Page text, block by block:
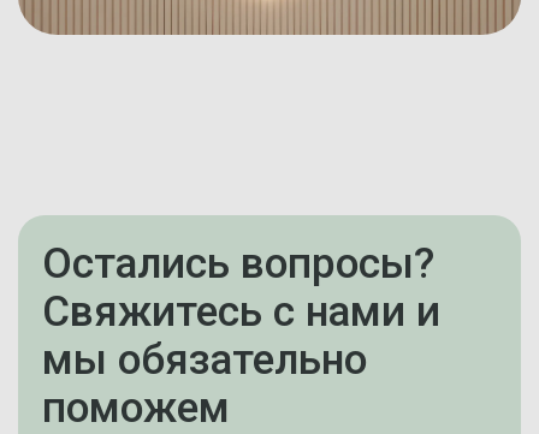
Остались вопросы?
Свяжитесь с нами и
мы обязательно
поможем